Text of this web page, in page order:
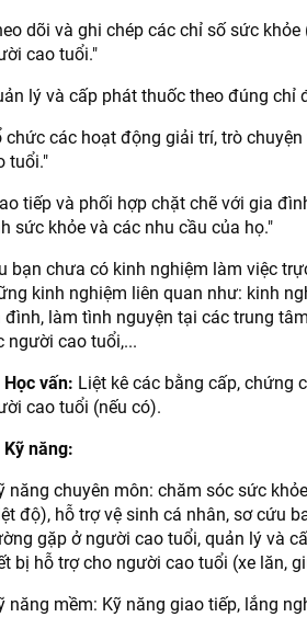
dõi và ghi chép các chỉ số sức
cao tuổi."
lý và cấp phát thuốc theo đúng chỉ
chức các hoạt động giải trí, trò
tuổi."
tiếp và phối hợp chặt chẽ với gia
sức khỏe và các nhu cầu của họ."
bạn chưa có kinh nghiệm làm việc
kinh nghiệm liên quan như: kinh
đình, làm tình nguyện tại các trung
người cao tuổi,...
Học vấn: Liệt kê các bằng cấp, chứng
cao tuổi (nếu có).
Kỹ năng:
năng chuyên môn: chăm sóc sức
độ), hỗ trợ vệ sinh cá nhân, sơ cứu
gặp ở người cao tuổi, quản lý và
bị hỗ trợ cho người cao tuổi (xe lăn,
năng mềm: Kỹ năng giao tiếp, lắng